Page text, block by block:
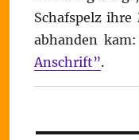
Schafspelz
abhanden kam:
Anschrift”.